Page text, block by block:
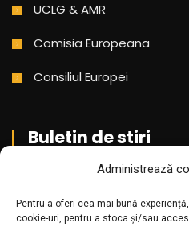
Administrează
Pentru a oferi cea mai bună
cookie-uri, pentru a stoca și/sau
UCLG & AMR
Comisia Europeana
Consiliul Europei
Buletin de stiri
Aboneaza-te pentru a primi
noastra!